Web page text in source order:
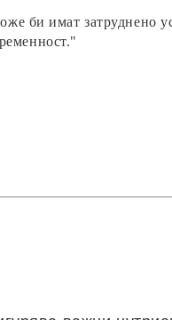
би имат